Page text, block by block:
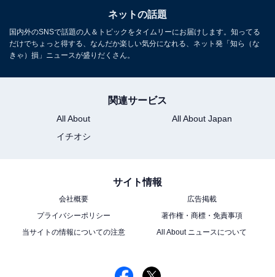
ネットの話題
国内外のSNSで話題の人＆トピックをタイムリーにお届けします。知ってる
だけでちょっと得する、なんだか楽しい気分になれる、ネット発「知ら（な
きゃ）損」ニュースが盛りだくさん。
関連サービス
All About
All About Japan
イチオシ
サイト情報
会社概要
広告掲載
プライバシーポリシー
著作権・商標・免責事項
当サイトの情報についての注意
All About ニュースについて